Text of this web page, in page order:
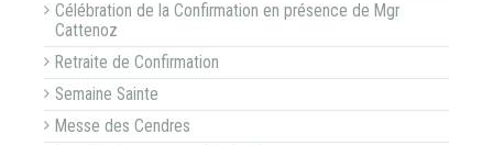
Célébration de la Confirmation en présence de Mgr
Cattenoz
Retraite de Confirmation
Semaine Sainte
Messe des Cendres